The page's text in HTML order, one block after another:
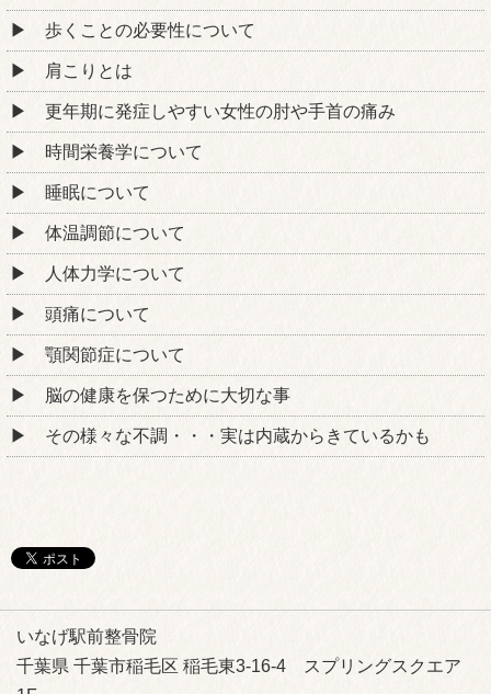
歩くことの必要性について
肩こりとは
更年期に発症しやすい女性の肘や手首の痛み
時間栄養学について
睡眠について
体温調節について
人体力学について
頭痛について
顎関節症について
脳の健康を保つために大切な事
その様々な不調・・・実は内蔵からきているかも
いなげ駅前整骨院
千葉県 千葉市稲毛区 稲毛東3-16-4 スプリングスクエア